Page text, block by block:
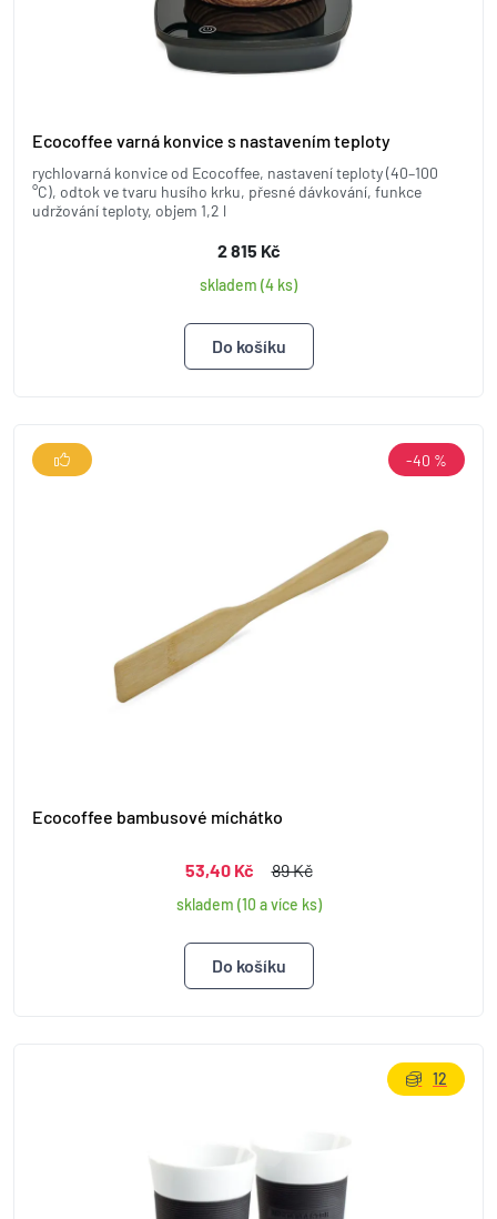
Ecocoffee varná konvice s nastavením teploty
rychlovarná konvice od Ecocoffee, nastavení teploty (40–100
°C), odtok ve tvaru husího krku, přesné dávkování, funkce
udržování teploty, objem 1,2 l
2 815 Kč
skladem (4 ks)
Ecocoffee bambusové míchátko
53,40 Kč 89 Kč
skladem (10 a více ks)
-40 %
12